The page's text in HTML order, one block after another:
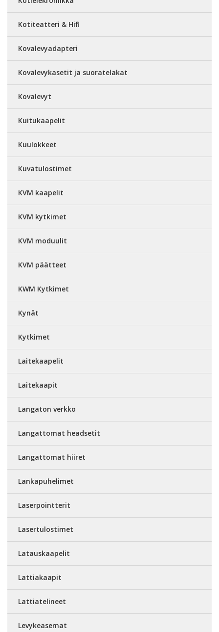
Kotiteatteri & Hifi
Kovalevyadapteri
Kovalevykasetit ja suoratelakat
Kovalevyt
Kuitukaapelit
Kuulokkeet
Kuvatulostimet
KVM kaapelit
KVM kytkimet
KVM moduulit
KVM päätteet
KWM Kytkimet
Kynät
Kytkimet
Laitekaapelit
Laitekaapit
Langaton verkko
Langattomat headsetit
Langattomat hiiret
Lankapuhelimet
Laserpointterit
Lasertulostimet
Latauskaapelit
Lattiakaapit
Lattiatelineet
Levykeasemat